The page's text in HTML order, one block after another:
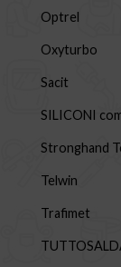
Optrel
Oxyturbo
Sacit
SILICONI
Stronghand
Telwin
Trafimet